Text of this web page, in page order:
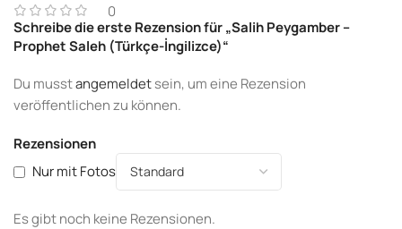
0
Rezensionen
Nur mit Fotos
Es gibt noch keine Rezensionen.
Schreibe die erste Rezension für „Salih Peygamber –
Prophet Saleh (Türkçe-İngilizce)“
Du musstangemeldetsein, um eine Rezension
veröffentlichen zu können.